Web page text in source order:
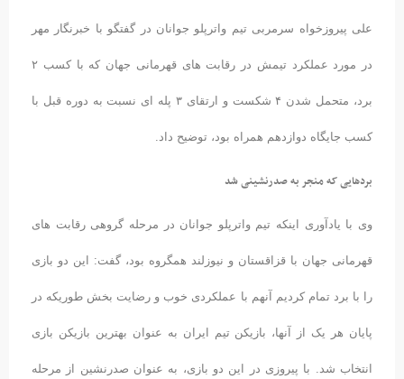
علی پیروزخواه سرمربی تیم واترپلو جوانان در گفتگو با خبرنگار مهر
در مورد عملکرد تیمش در رقابت های قهرمانی جهان که با کسب ۲
برد، متحمل شدن ۴ شکست و ارتقای ۳ پله ای نسبت به دوره قبل با
کسب جایگاه دوازدهم همراه بود، توضیح داد.
بردهایی که منجر به صدرنشینی شد
وی با یادآوری اینکه تیم واترپلو جوانان در مرحله گروهی رقابت های
قهرمانی جهان با قزاقستان و نیوزلند همگروه بود، گفت: این دو بازی
را با برد تمام کردیم آنهم با عملکردی خوب و رضایت بخش طوریکه در
پایان هر یک از آنها، بازیکن تیم ایران به عنوان بهترین بازیکن بازی
انتخاب شد. با پیروزی در این دو بازی، به عنوان صدرنشین از مرحله